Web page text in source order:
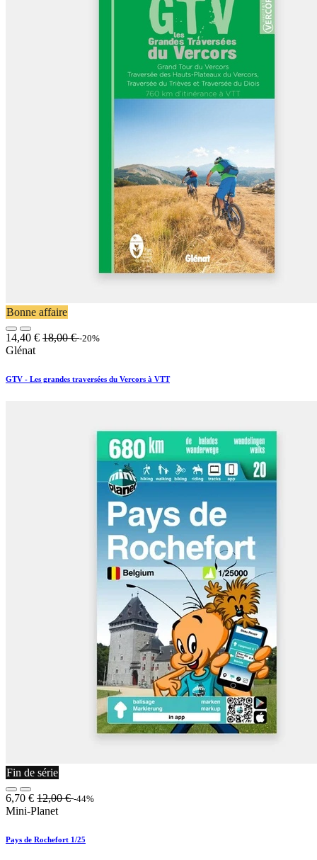
Bonne affaire
14,40 € 18,00€ -20%
Glénat
GTV - Les grandes traversées du Vercors à VTT
Fin de série
6,70 € 12,00€ -44%
Mini-Planet
Pays de Rochefort 1/25